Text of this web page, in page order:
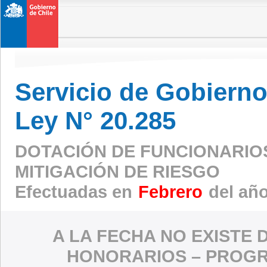
Servicio de
Ley N° 20.285
DOTACIÓN DE
MITIGACIÓN DE RIESGO
Efectuadas en Febrero del
A LA FECHA NO EXISTE
HONORARIOS –